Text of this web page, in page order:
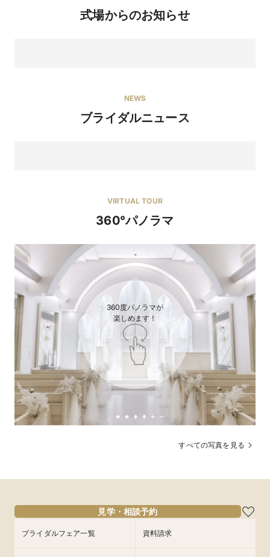
式場からのお知らせ
8/11【お盆限定】煌めく挙式会場＆貸切邸宅を本番体
円》
◆姫路駅5分！1000坪のガーデン付き邸宅で1日2組だけの贅沢
Wを体感
◆会場見学1件目で5千円ギフト&ハネムーン特典3万円進呈 ◆ド
レス最大20万円分プレゼントなど豪華5大特典付
◆光煌めくチャペルで感動の挙式体験
◆開放感溢れるプール付ガーデンで演出体験♪
NEWS
ブライダルニュース
その結婚式、「我慢」してない？ ふたりらしく楽し
む"イマドキ婚"の新常識
「結婚式って、こうしなきゃいけないのかな......」そんな風に感
じたことはありませんか？　実は今、「形式通り」よりも“ふた
りらしさ”を大切にする結婚式が主流に。ゲストとの過ごし方
も、演出も、場所も。自由に選ぶ“イマドキ婚”が、当たり前に
なってきています。
VIRTUAL TOUR
360°パノラマ
360度パノラマが
楽しめます！
すべての写真を見る
見学・相談予約
ブライダルフェア一覧 資料請求